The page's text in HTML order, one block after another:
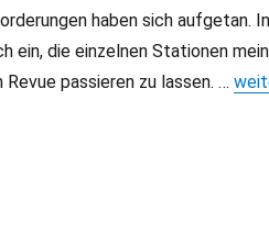
haben sich aufgetan.
ein, die einzelnen Stationen
passieren zu lassen. …